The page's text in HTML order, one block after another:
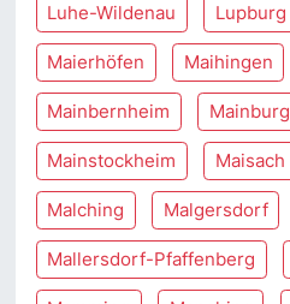
Luhe-Wildenau Lupburg
Maierhöfen Maihingen
Mainbernheim Mainburg
Mainstockheim Maisach
Malching Malgersdorf
Mallersdorf-Pfaffenberg